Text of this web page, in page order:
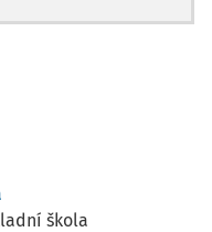
škola